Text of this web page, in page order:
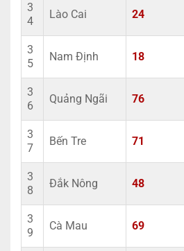
3
4
Lào Cai 24
3
5
Nam Định 18
3
6
Quảng Ngãi 76
3
7
Bến Tre 71
3
8
Đắk Nông 48
3
9
Cà Mau 69